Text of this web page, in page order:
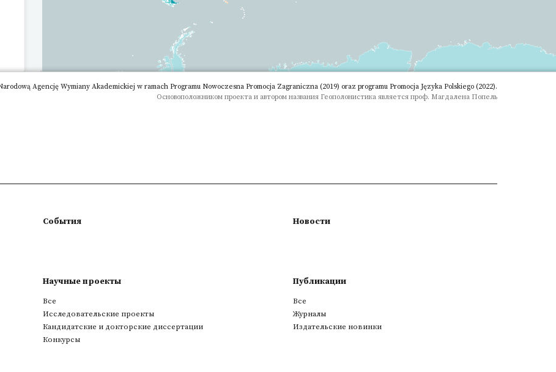
Agencję Wymiany Akademickiej w ramach Programu Nowoczesna Promocja Zagraniczna (2019) oraz programu Promocja Języka Polskiego (2022).
Основоположником проекта и автором названия Геополонистика является проф. Магдалена Попель
События Новости
Научные проекты
Все
Исследовательские проекты
Кандидатские и докторские диссертации
Конкурсы
Публикации
Все
Журналы
Издательские новинки